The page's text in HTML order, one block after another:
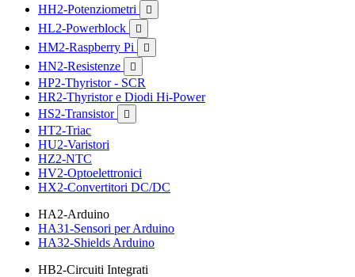
HH2-Potenziometri

HL2-Powerblock 
HM2-Raspberry Pi 
HN2-Resistenze 
HP2-Thyristor - SCR
HR2-Thyristor e Diodi Hi-Power
HS2-Transistor

HT2-Triac
HU2-Varistori
HZ2-NTC
HV2-Optoelettronici
HX2-Convertitori DC/DC
HA2-Arduino
HA31-Sensori per Arduino
HA32-Shields Arduino
HB2-Circuiti Integrati